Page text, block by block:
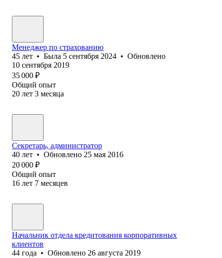
Менеджер по страхованию
45 лет • Была 5 сентября 2024 • Обновлено
10 сентября 2019
35 000 ₽
Общий опыт
20 лет 3 месяца
Секретарь, администратор
40 лет • Обновлено 25 мая 2016
20 000 ₽
Общий опыт
16 лет 7 месяцев
Начальник отдела кредитования корпоративных
клиентов
44 года • Обновлено 26 августа 2019